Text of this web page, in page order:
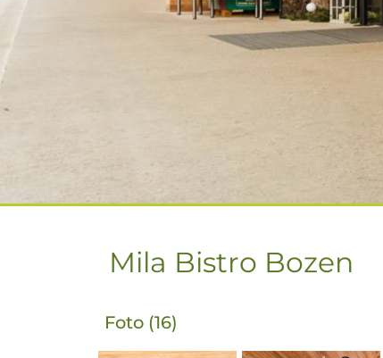
Mila Bistro Bozen
Foto (16)